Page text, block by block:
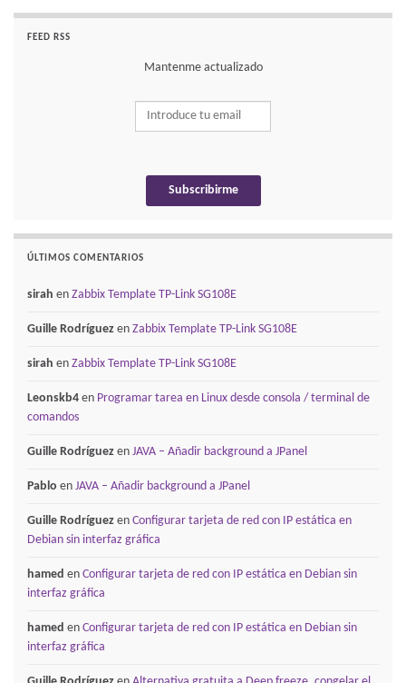
FEED RSS
Mantenme actualizado
ÚLTIMOS COMENTARIOS
sirah en Zabbix Template TP-Link SG108E
Guille Rodríguez en Zabbix Template TP-Link SG108E
sirah en Zabbix Template TP-Link SG108E
Leonskb4 en Programar tarea en Linux desde consola / terminal de
comandos
Guille Rodríguez en JAVA – Añadir background a JPanel
Pablo en JAVA – Añadir background a JPanel
Guille Rodríguez en Configurar tarjeta de red con IP estática en
Debian sin interfaz gráfica
hamed en Configurar tarjeta de red con IP estática en Debian sin
interfaz gráfica
hamed en Configurar tarjeta de red con IP estática en Debian sin
interfaz gráfica